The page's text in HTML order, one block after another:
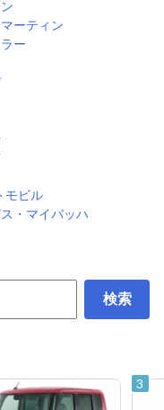
ーティン
ー
モビル
・マイバッハ
検索